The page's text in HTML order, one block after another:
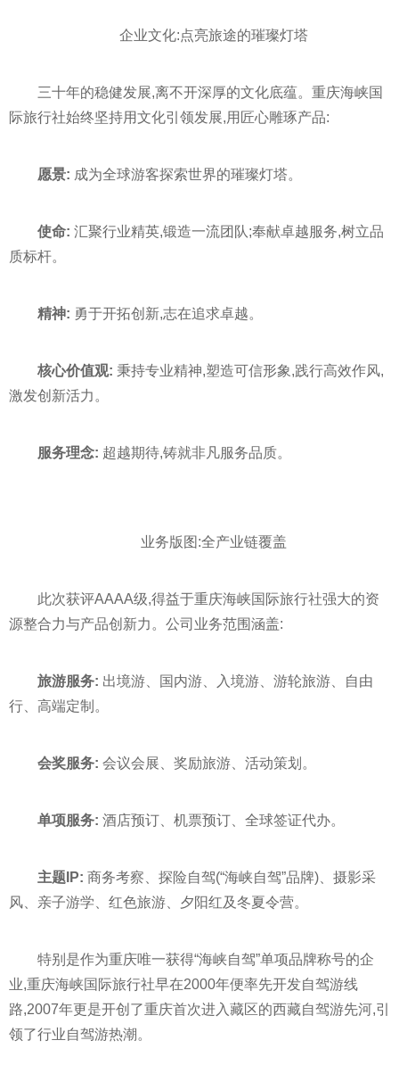
企业文化:点亮旅途的璀璨灯塔
三十年的稳健发展,离不开深厚的文化底蕴。重庆海峡国
际旅行社始终坚持用文化引领发展,用匠心雕琢产品:
愿景: 成为全球游客探索世界的璀璨灯塔。
使命: 汇聚行业精英,锻造一流团队;奉献卓越服务,树立品
质标杆。
精神: 勇于开拓创新,志在追求卓越。
核心价值观: 秉持专业精神,塑造可信形象,践行高效作风,
激发创新活力。
服务理念: 超越期待,铸就非凡服务品质。
业务版图:全产业链覆盖
此次获评AAAA级,得益于重庆海峡国际旅行社强大的资
源整合力与产品创新力。公司业务范围涵盖:
旅游服务: 出境游、国内游、入境游、游轮旅游、自由
行、高端定制。
会奖服务: 会议会展、奖励旅游、活动策划。
单项服务: 酒店预订、机票预订、全球签证代办。
主题IP: 商务考察、探险自驾(“海峡自驾”品牌)、摄影采
风、亲子游学、红色旅游、夕阳红及冬夏令营。
特别是作为重庆唯一获得“海峡自驾”单项品牌称号的企
业,重庆海峡国际旅行社早在2000年便率先开发自驾游线
路,2007年更是开创了重庆首次进入藏区的西藏自驾游先河,引
领了行业自驾游热潮。